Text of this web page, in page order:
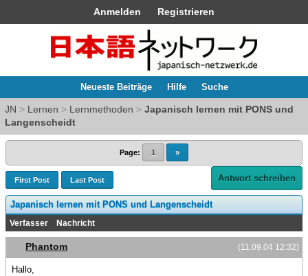
Anmelden Registrieren
Neueste Beiträge Hilfe Suche
JN > Lernen > Lernmethoden > Japanisch lernen mit PONS und
Langenscheidt
Page: 1 »
First Post Last Post Antwort schreiben
Japanisch lernen mit PONS und Langenscheidt
Verfasser Nachricht
(11.09.04 12:32)
Phantom
Hallo,